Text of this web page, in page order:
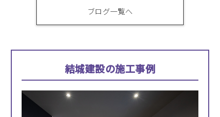
ブログ一覧へ
結城建設の施工事例